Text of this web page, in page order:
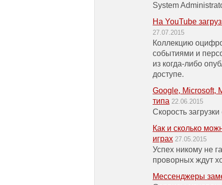
System
На YouTube
27.07.2015
Коллекцию
событиями и
из когда-либо
доступе.
Google, Microsoft,
типа 22.06.2015
Скорость
Как и сколько
играх 27.05.2015
Успех никому не
проворных ждут
Мессенджеры